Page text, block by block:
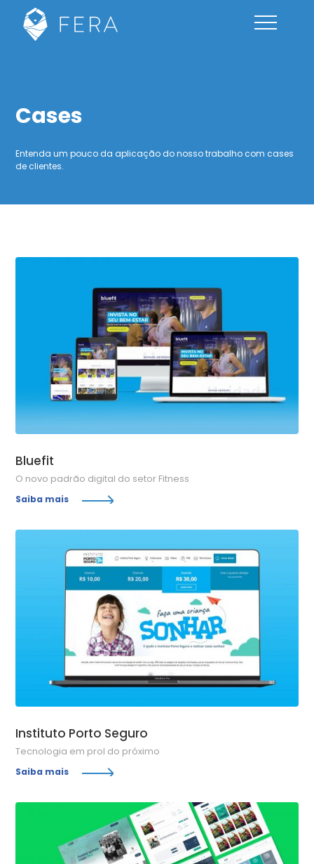
Cases
Entenda um pouco da aplicação do nosso trabalho com cases
de clientes.
Bluefit
O novo padrão digital do setor Fitness
Saiba mais
Instituto Porto Seguro
Tecnologia em prol do próximo
Saiba mais